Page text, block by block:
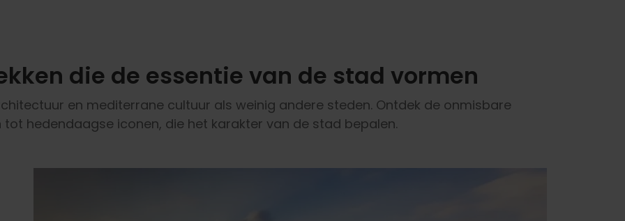
die de essentie van de stad vormen
en mediterrane cultuur als weinig andere steden. Ontdek de onmisbare
hedendaagse iconen, die het karakter van de stad bepalen.